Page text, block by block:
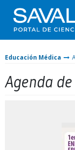
Educación Médica
Agenda